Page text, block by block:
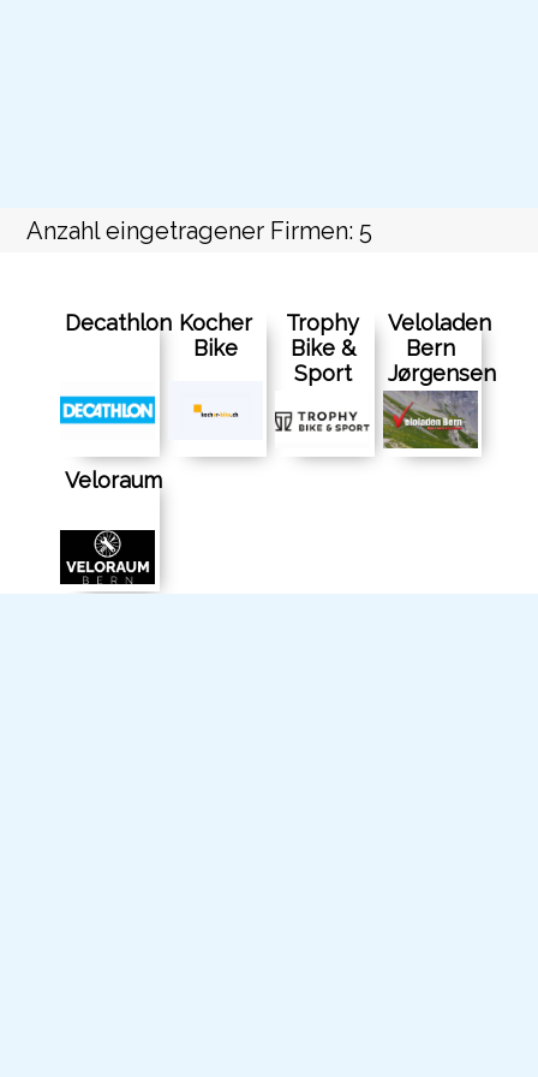
Anzahl eingetragener Firmen: 5
Decathlon Kocher
Bike
Trophy
Bike &
Sport
Veloladen
Bern
Jørgensen
Veloraum